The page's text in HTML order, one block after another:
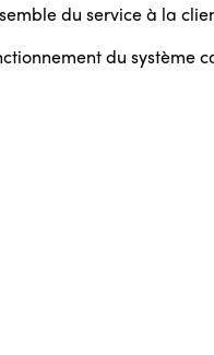
du service à la
du système